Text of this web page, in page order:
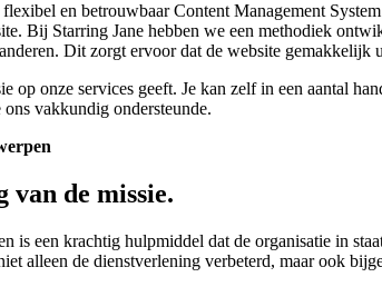
flexibel en betrouwbaar Content Management
Bij Starring Jane hebben we een methodiek
Dit zorgt ervoor dat de website
onze services geeft. Je kan zelf in een aantal
vakkundig ondersteunde.
de missie.
een krachtig hulpmiddel dat de organisatie in
alleen de dienstverlening verbeterd, maar ook